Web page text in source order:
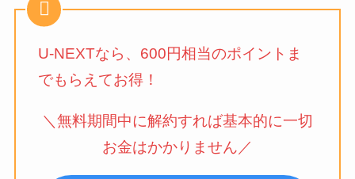
U-NEXTなら、600円相当のポイントま
でもらえてお得！
＼無料期間中に解約すれば基本的に一切
お金はかかりません／